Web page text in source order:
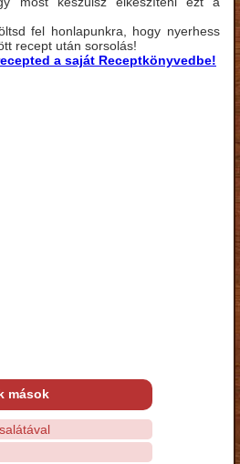
fel honlapunkra, hogy nyerhess
recept után sorsolás!
a saját Receptkönyvedbe!
mások